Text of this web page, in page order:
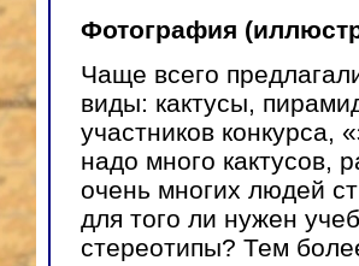
Фотография
Чаще всего
виды: кактусы,
участников конкурса,
надо много кактусов,
очень многих людей
для того ли нужен
стереотипы? Тем